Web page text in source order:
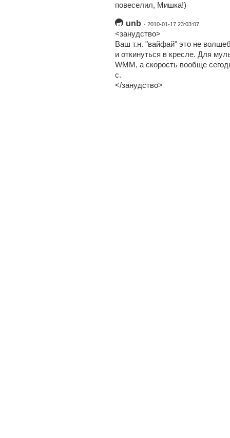
повеселил, Мишка!)
unb · 2010-01-17 23:03:07
<занудство>
Ваш т.н. "вайфай" это не
и откинуться в кресле. Для
WMM, а скорость вообще
с.
</занудство>